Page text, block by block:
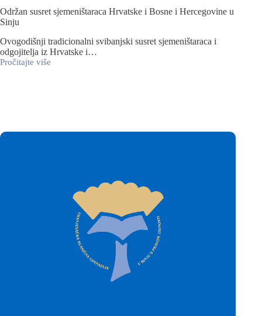
Održan susret sjemeništaraca Hrvatske i Bosne i Hercegovine u
Sinju
Ovogodišnji tradicionalni svibanjski susret sjemeništaraca i
odgojitelja iz Hrvatske i…
Pročitajte više